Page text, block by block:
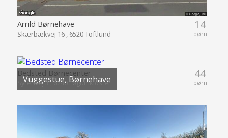
14
børn
Arrild Børnehave
Skærbækvej 16 , 6520 Toftlund
Vuggestue, Børnehave 44
børn
Bedsted Børnecenter
Syrenvej 3 , 6240 Løgumkloster